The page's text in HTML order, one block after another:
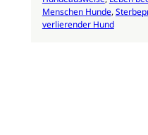
Menschen Hunde,
verlierender Hund